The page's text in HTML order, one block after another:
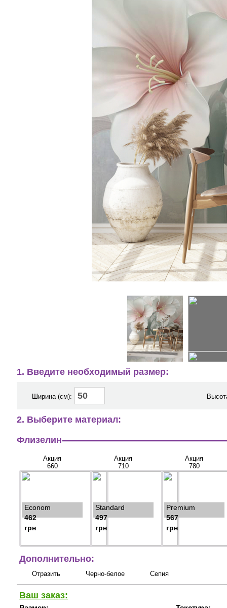
1. Введите необходимый размер:
Ширина (см):
2. Выберите материал:
Флизелин
Акция
660
Econom
462
грн
Акция
710
Standard
497
грн
Акция
780
Premium
567
грн
Дополнительно:
Отразить Черно-белое Сепия
Ваш заказ: